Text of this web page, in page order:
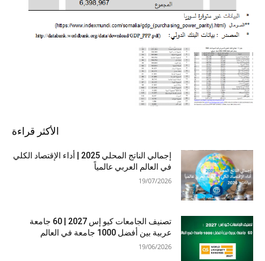
الأكثر قراءة
إجمالي الناتج المحلي 2025 | أداء الإقتصاد الكلي
في العالم العربي عالمياً
19/07/2026
تصنيف الجامعات كيو إس 2027 | 60 جامعة
عربية بين أفضل 1000 جامعة في العالم
19/06/2026